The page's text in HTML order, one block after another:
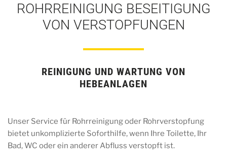
ROHRREINIGUNG BESEITIGUNG
VON VERSTOPFUNGEN
REINIGUNG UND WARTUNG VON
HEBEANLAGEN
Unser Service für Rohrreinigung oder Rohrverstopfung
bietet unkomplizierte Soforthilfe, wenn Ihre Toilette, Ihr
Bad, WC oder ein anderer Abfluss verstopft ist.